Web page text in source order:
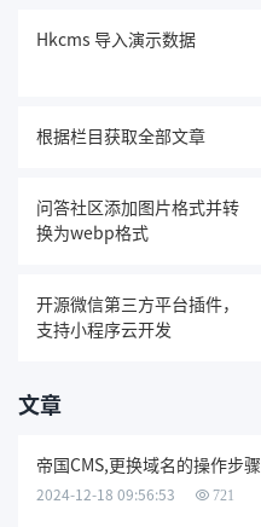
Hkcms 导入演示数据
根据栏目获取全部文章
问答社区添加图片格式并转
换为webp格式
开源微信第三方平台插件，
支持小程序云开发
文章
帝国CMS,更换域名的操作步骤
2024-12-18 09:56:53 721